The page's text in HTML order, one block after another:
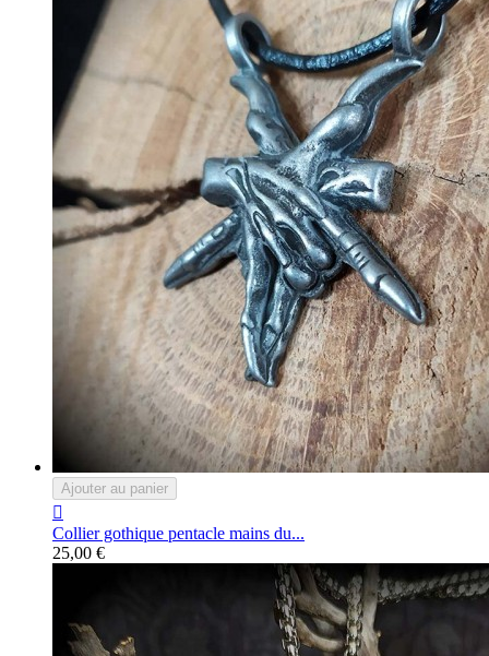
Ajouter au panier

Collier gothique pentacle mains du...
25,00 €